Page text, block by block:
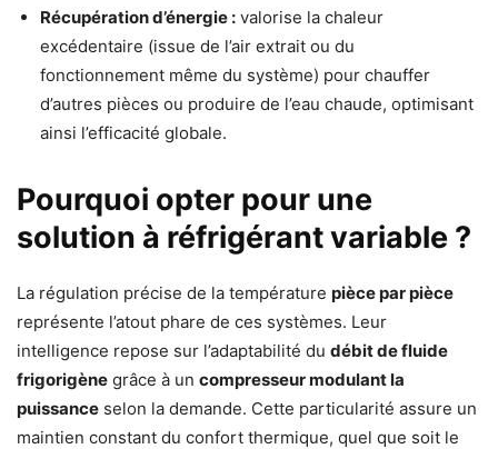
Récupération d’énergie : valorise la chaleur
excédentaire (issue de l’air extrait ou du
fonctionnement même du système) pour chauffer
d’autres pièces ou produire de l’eau chaude, optimisant
ainsi l’efficacité globale.
Pourquoi opter pour une
solution à réfrigérant variable ?
La régulation précise de la température pièce par pièce
représente l’atout phare de ces systèmes. Leur
intelligence repose sur l’adaptabilité du débit de fluide
frigorigène grâce à un compresseur modulant la
puissance selon la demande. Cette particularité assure un
maintien constant du confort thermique, quel que soit le